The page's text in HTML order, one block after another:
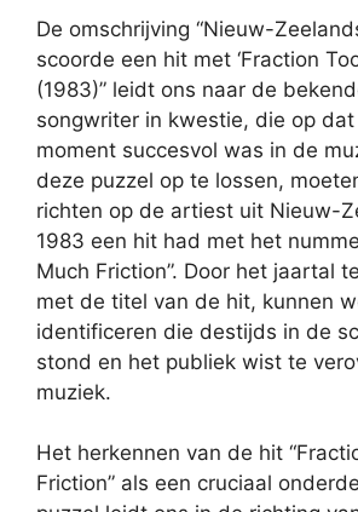
De omschrijving “Nieuw-
scoorde een hit met ‘Fraction
(1983)” leidt ons naar de
songwriter in kwestie, die op
moment succesvol was in de
deze puzzel op te lossen,
richten op de artiest uit Nieuw-
1983 een hit had met het
Much Friction”. Door het jaartal
met de titel van de hit, kunnen
identificeren die destijds in de
stond en het publiek wist te
muziek.
Het herkennen van de hit
Friction” als een cruciaal